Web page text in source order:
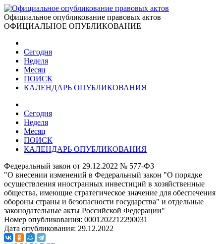
Официальное опубликование правовых актов
ОФИЦИАЛЬНОЕ ОПУБЛИКОВАНИЕ
Сегодня
Неделя
Месяц
ПОИСК
КАЛЕНДАРЬ ОПУБЛИКОВАНИЯ
Сегодня
Неделя
Месяц
ПОИСК
КАЛЕНДАРЬ ОПУБЛИКОВАНИЯ
Федеральный закон от 29.12.2022 № 577-ФЗ
"О внесении изменений в Федеральный закон "О порядке
осуществления иностранных инвестиций в хозяйственные
общества, имеющие стратегическое значение для обеспечения
обороны страны и безопасности государства" и отдельные
законодательные акты Российской Федерации"
Номер опубликования: 0001202212290031
Дата опубликования: 29.12.2022